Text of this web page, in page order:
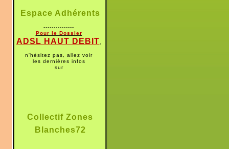
---------------
Pour le Dossier
ADSL HAUT DEBIT
n'hésitez pas, allez voir
les dernières infos
sur
Espace Adhérents
Collectif Zones
Blanches72